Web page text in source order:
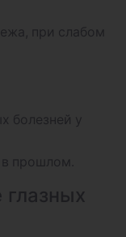
при слабом
болезней у
прошлом.
глазных